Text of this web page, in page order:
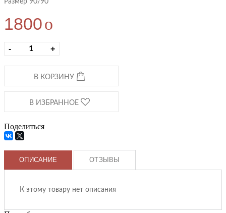
Размер 90/90
1800o
- +
В КОРЗИНУ
В ИЗБРАННОЕ
Поделиться
ОПИСАНИЕ ОТЗЫВЫ
К этому товару нет описания